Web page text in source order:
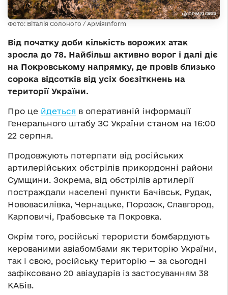
Фото: Віталія Солоного / АрміяInform
Від початку доби кількість ворожих атак
зросла до 78. Найбільш активно ворог і далі діє
на Покровському напрямку, де провів близько
сорока відсотків від усіх боєзіткнень на
території України.
Про це йдеться в оперативній інформації
Генерального штабу ЗС України станом на 16:00
22 серпня.
Продовжують потерпати від російських
артилерійських обстрілів прикордонні райони
Сумщини. Зокрема, від обстрілів артилерії
постраждали населені пункти Бачівськ, Рудак,
Нововасилівка, Чернацьке, Порозок, Славгород,
Карповичі, Грабовське та Покровка.
Окрім того, російські терористи бомбардують
керованими авіабомбами як територію України,
так і свою, російську територію — за сьогодні
зафіксовано 20 авіаударів із застосуванням 38
КАБів.